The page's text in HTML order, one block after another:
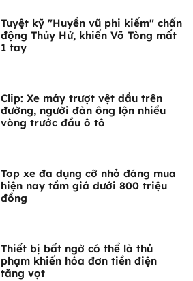
Tuyệt kỹ "Huyền vũ phi kiếm" chấn
động Thủy Hử, khiến Võ Tòng mất
1 tay
Clip: Xe máy trượt vệt dầu trên
đường, người đàn ông lộn nhiều
vòng trước đầu ô tô
Top xe đa dụng cỡ nhỏ đáng mua
hiện nay tầm giá dưới 800 triệu
đồng
Thiết bị bất ngờ có thể là thủ
phạm khiến hóa đơn tiền điện
tăng vọt